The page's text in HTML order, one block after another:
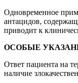
Одновременное
антацидов,
приводит к
ОСОБЫЕ
Ответ пациента на
наличие